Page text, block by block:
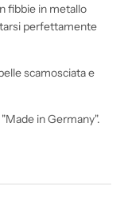
fibbie in metallo
perfettamente
scamosciata e
in Germany".